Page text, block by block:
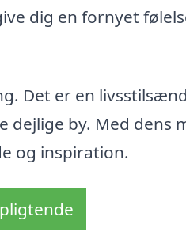
dig en fornyet
Det er en
dejlige by. Med dens
og inspiration.